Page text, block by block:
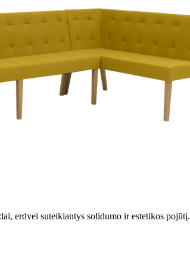
erdvei suteikiantys solidumo ir estetikos pojūtį.